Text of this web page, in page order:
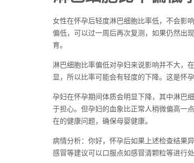
女性在怀孕后轻度淋巴细胞比率低，不会影
偏低，可以过一周后再次复测，如果仍然出
育。
淋巴细胞比率偏低对孕妇来说影响并不大，
显，所以比率可能会有轻度的下降。这是怀
孕妇在怀孕期间体质会明显下降，其中淋巴
于担心。但孕妇的血象比正常人稍微偏高一
在的健康问题，确保母婴健康。
病情分析：你好，怀孕后如果上述检查结果
感冒等建议可以口服点如感冒清颗粒等进行